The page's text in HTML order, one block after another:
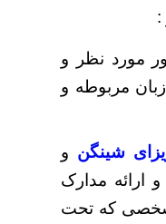
:
مورد نظر و
مربوطه و
شینگن و
ارائه مدارک
شخصی که تحت